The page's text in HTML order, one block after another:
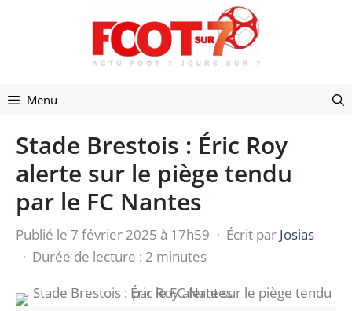
Menu
Stade Brestois : Éric Roy
alerte sur le piège tendu
par le FC Nantes
Publié le 7 février 2025 à 17h59 · Écrit par Josias
· Durée de lecture : 2 minutes